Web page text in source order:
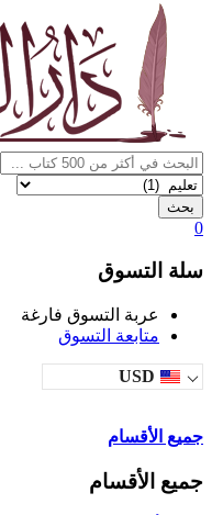
بحث
0
سلة التسوق
عربة التسوق فارغة
متابعة التسوق
USD
جميع الأقسام
جميع الأقسام